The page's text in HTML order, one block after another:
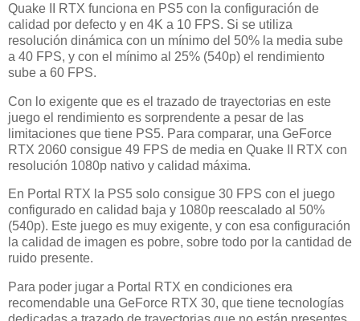
Quake II RTX funciona en PS5 con la configuración de
calidad por defecto y en 4K a 10 FPS. Si se utiliza
resolución dinámica con un mínimo del 50% la media sube
a 40 FPS, y con el mínimo al 25% (540p) el rendimiento
sube a 60 FPS.
Con lo exigente que es el trazado de trayectorias en este
juego el rendimiento es sorprendente a pesar de las
limitaciones que tiene PS5. Para comparar, una GeForce
RTX 2060 consigue 49 FPS de media en Quake II RTX con
resolución 1080p nativo y calidad máxima.
En Portal RTX la PS5 solo consigue 30 FPS con el juego
configurado en calidad baja y 1080p reescalado al 50%
(540p). Este juego es muy exigente, y con esa configuración
la calidad de imagen es pobre, sobre todo por la cantidad de
ruido presente.
Para poder jugar a Portal RTX en condiciones era
recomendable una GeForce RTX 30, que tiene tecnologías